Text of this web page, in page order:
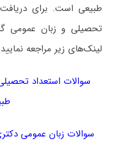
طبیعی است. برای دریافت
تحصیلی و زبان عمومی
لینک‌های زیر مراجعه
سوالات استعداد
سوالات زبان عمومی